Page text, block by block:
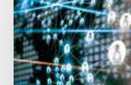
sobre
liderazgo
ético
y
valores